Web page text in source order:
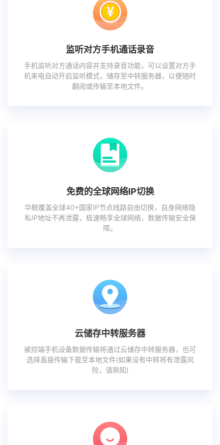
监听对方手机通话录音
手机监听对方通话内容并支持录音功能，可以设置对方手
机来电自动开启监听模式，储存至中转服务器，以便随时
翻阅或传输至本地文件。
免费的全球网络IP切换
华鲸覆盖全球40+国家IP节点线路自由切换，自身网络隐
私IP地址不再泄露，极速畅享全球网络，数据传输安全保
障。
云储存中转服务器
被控端手机设备数据传输将通过云储存中转服务器，也可
选择直接传输下载至本地文件(如果没有中转将有泄露风
险，请熟知)